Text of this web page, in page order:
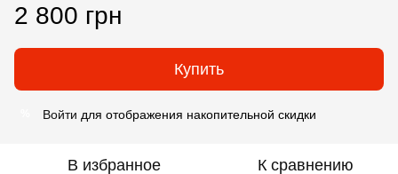
2 800 грн
Купить
Войти для отображения накопительной скидки
В избранное К сравнению